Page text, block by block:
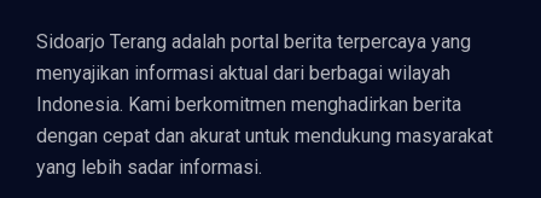
Sidoarjo Terang adalah portal berita terpercaya yang
menyajikan informasi aktual dari berbagai wilayah
Indonesia. Kami berkomitmen menghadirkan berita
dengan cepat dan akurat untuk mendukung masyarakat
yang lebih sadar informasi.